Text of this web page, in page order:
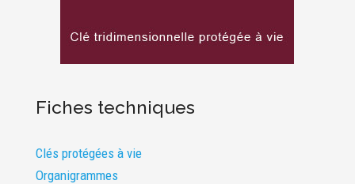
Fiches techniques
Clés protégées à vie
Organigrammes